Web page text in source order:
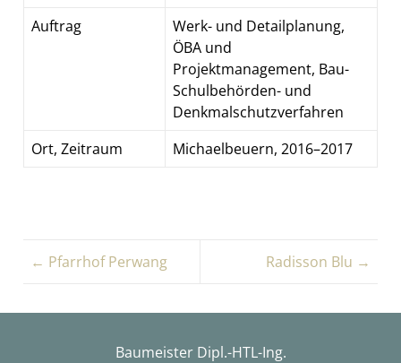
Auftrag
Werk- und Detailplanung,
ÖBA und
Projektmanagement, Bau-
Schulbehörden- und
Denkmalschutzverfahren
Ort, Zeitraum
Michaelbeuern, 2016–2017
← Pfarrhof Perwang Radisson Blu →
Baumeister Dipl.-HTL-Ing.